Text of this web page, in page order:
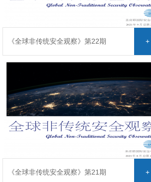
《全球非传统安全观察》第22期 +
《全球非传统安全观察》第21期 +